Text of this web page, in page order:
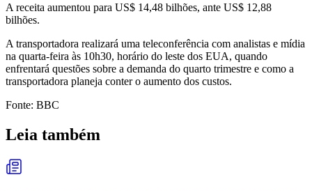
A receita aumentou para US$ 14,48 bilhões, ante US$ 12,88
bilhões.
A transportadora realizará uma teleconferência com analistas e mídia
na quarta-feira às 10h30, horário do leste dos EUA, quando
enfrentará questões sobre a demanda do quarto trimestre e como a
transportadora planeja conter o aumento dos custos.
Fonte: BBC
Leia também